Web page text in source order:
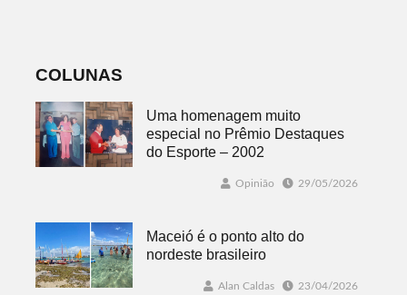
COLUNAS
Uma homenagem muito
especial no Prêmio Destaques
do Esporte – 2002
Opinião 29/05/2026
Maceió é o ponto alto do
nordeste brasileiro
Alan Caldas 23/04/2026